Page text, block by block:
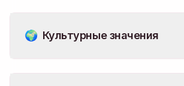
🌍 Культурные значения